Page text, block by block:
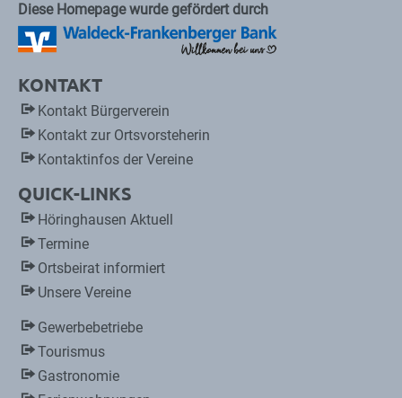
Diese Homepage wurde gefördert durch
KONTAKT
Kontakt Bürgerverein
Kontakt zur Ortsvorsteherin
Kontaktinfos der Vereine
QUICK-LINKS
Höringhausen Aktuell
Termine
Ortsbeirat informiert
Unsere Vereine
Gewerbebetriebe
Tourismus
Gastronomie